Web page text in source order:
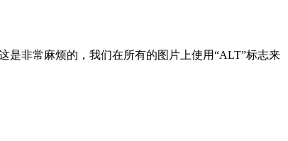
是非常麻烦的，我们在所有的图片上使用“ALT”标志来